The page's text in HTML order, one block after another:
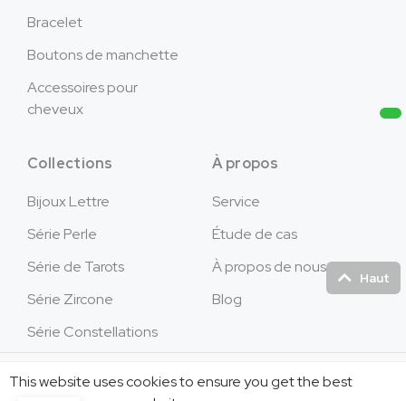
Haut
Bracelet
Boutons de manchette
Accessoires pour
cheveux
Collections
Bijoux Lettre
Série Perle
Série de Tarots
Série Zircone
Série Constellations
À propos
Service
Étude de cas
À propos de nous
Blog
Copyright © 2026Jusnova Bijoux - Tous droits
This website uses cookies to ensure you get the best